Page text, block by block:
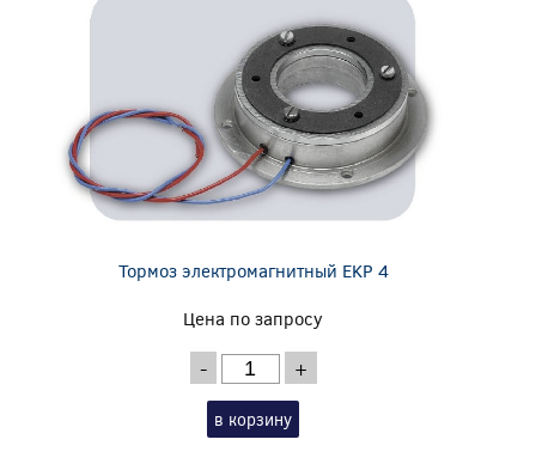
Тормоз электромагнитный EKP 4
Цена по запросу
- +
в корзину